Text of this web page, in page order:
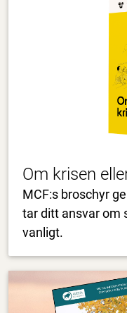
Om krisen
MCF:s broschyr
tar ditt ansvar om
vanligt.